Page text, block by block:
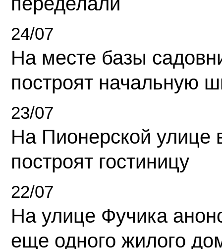
24/07
На месте базы
построят начальную
23/07
На Пионерской улице
построят гостиницу
22/07
На улице Фучика
еще одного жилого